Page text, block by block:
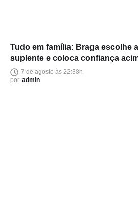
Tudo em família: Braga escolhe
suplente e coloca confiança
política
7 de agosto às 22:38h
por admin